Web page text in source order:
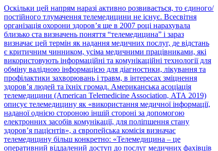
Оскільки цей напрям наразі активно розвивається, то єдиного/
постійного тлумачення телемедицини не існує. Всесвітня
організація охорони здоров’я ще в 2007 році нарахувала
близько ста визначень поняття “телемедицина” і зараз
визначає цей термін як надання медичних послуг, де відстань
є критичним чинником, усіма медичними працівниками, які
використовують інформаційні та комунікаційні технології для
обміну валідною інформацією для діагностики, лікування та
профілактики захворювань і травм, в інтересах зміцнення
здоров’я людей та їхніх громад. Американська асоціація
телемедицини (American Telemedicine Association, АТА 2019)
описує телемедицину як «використання медичної інформації,
наданої однією стороною іншій стороні за допомогою
електронних засобів комунікації, для поліпшення стану
здоров’я пацієнтів», а європейська комісія визначає
телемедицину більш конкретно: «Телемедицина – це
оперативний віддалений доступ до послуг медичних фахівців